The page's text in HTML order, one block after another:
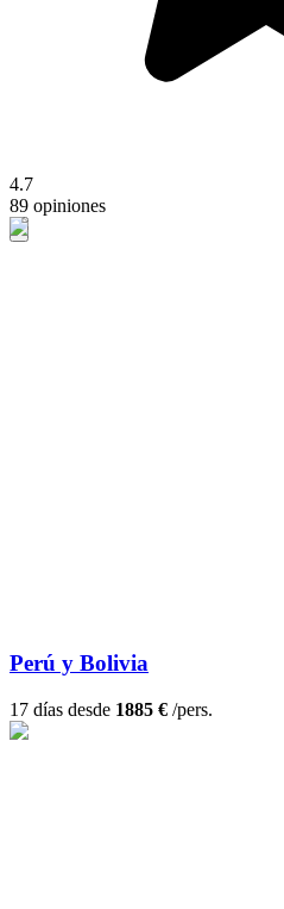
4.7
89 opiniones
Perú y Bolivia
17 días desde 1885 € /pers.